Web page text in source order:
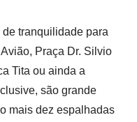
tranquilidade para
Praça Dr. Silvio
Tita ou ainda a
são grande
mais dez espalhadas